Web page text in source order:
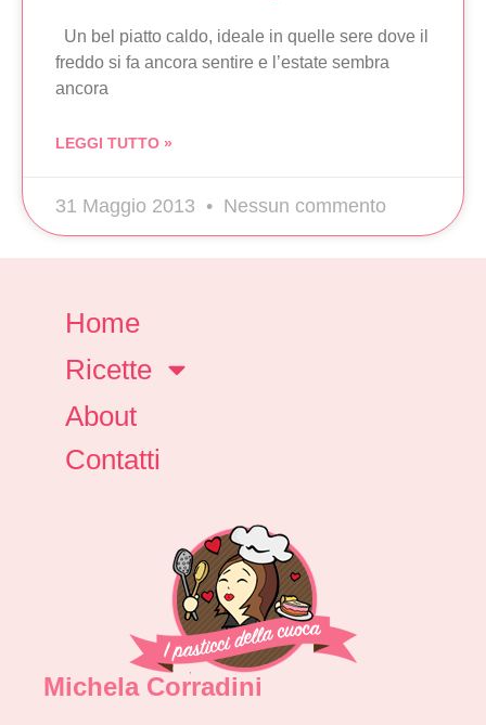
Un bel piatto caldo, ideale in quelle sere dove il
freddo si fa ancora sentire e l’estate sembra
ancora
LEGGI TUTTO »
31 Maggio 2013 Nessun commento
Home
Ricette
About
Contatti
Michela Corradini